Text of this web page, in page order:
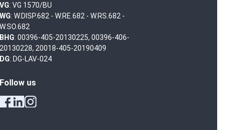
VG: VG 1570/BU
WG: W.DISP.682 - W.RE.682 - W.RS.682 -
W.SO.682
BHG: 00396-405-20130225, 00396-406-
20130228, 20018-405-20190409
DG: DG-LAV-024
Follow us